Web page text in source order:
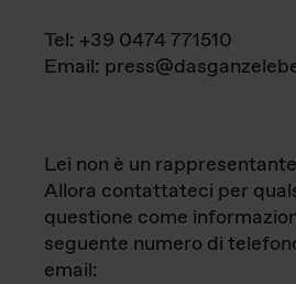
Tel: +39 0474 771510
Email:
Lei non è un
Allora contattateci per
questione come
seguente numero di
email: